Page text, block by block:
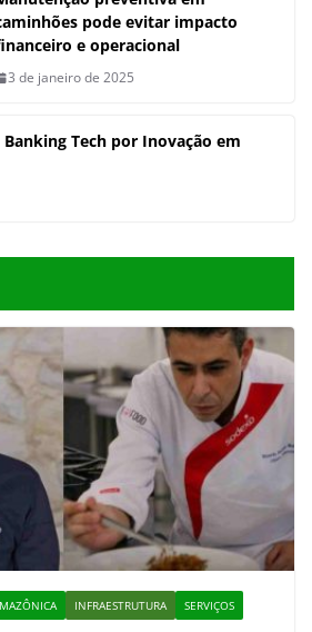
pode evitar impacto
e operacional
3 de janeiro de 2025
Banking Tech por Inovação em
INFRAESTRUTURA SERVIÇOS